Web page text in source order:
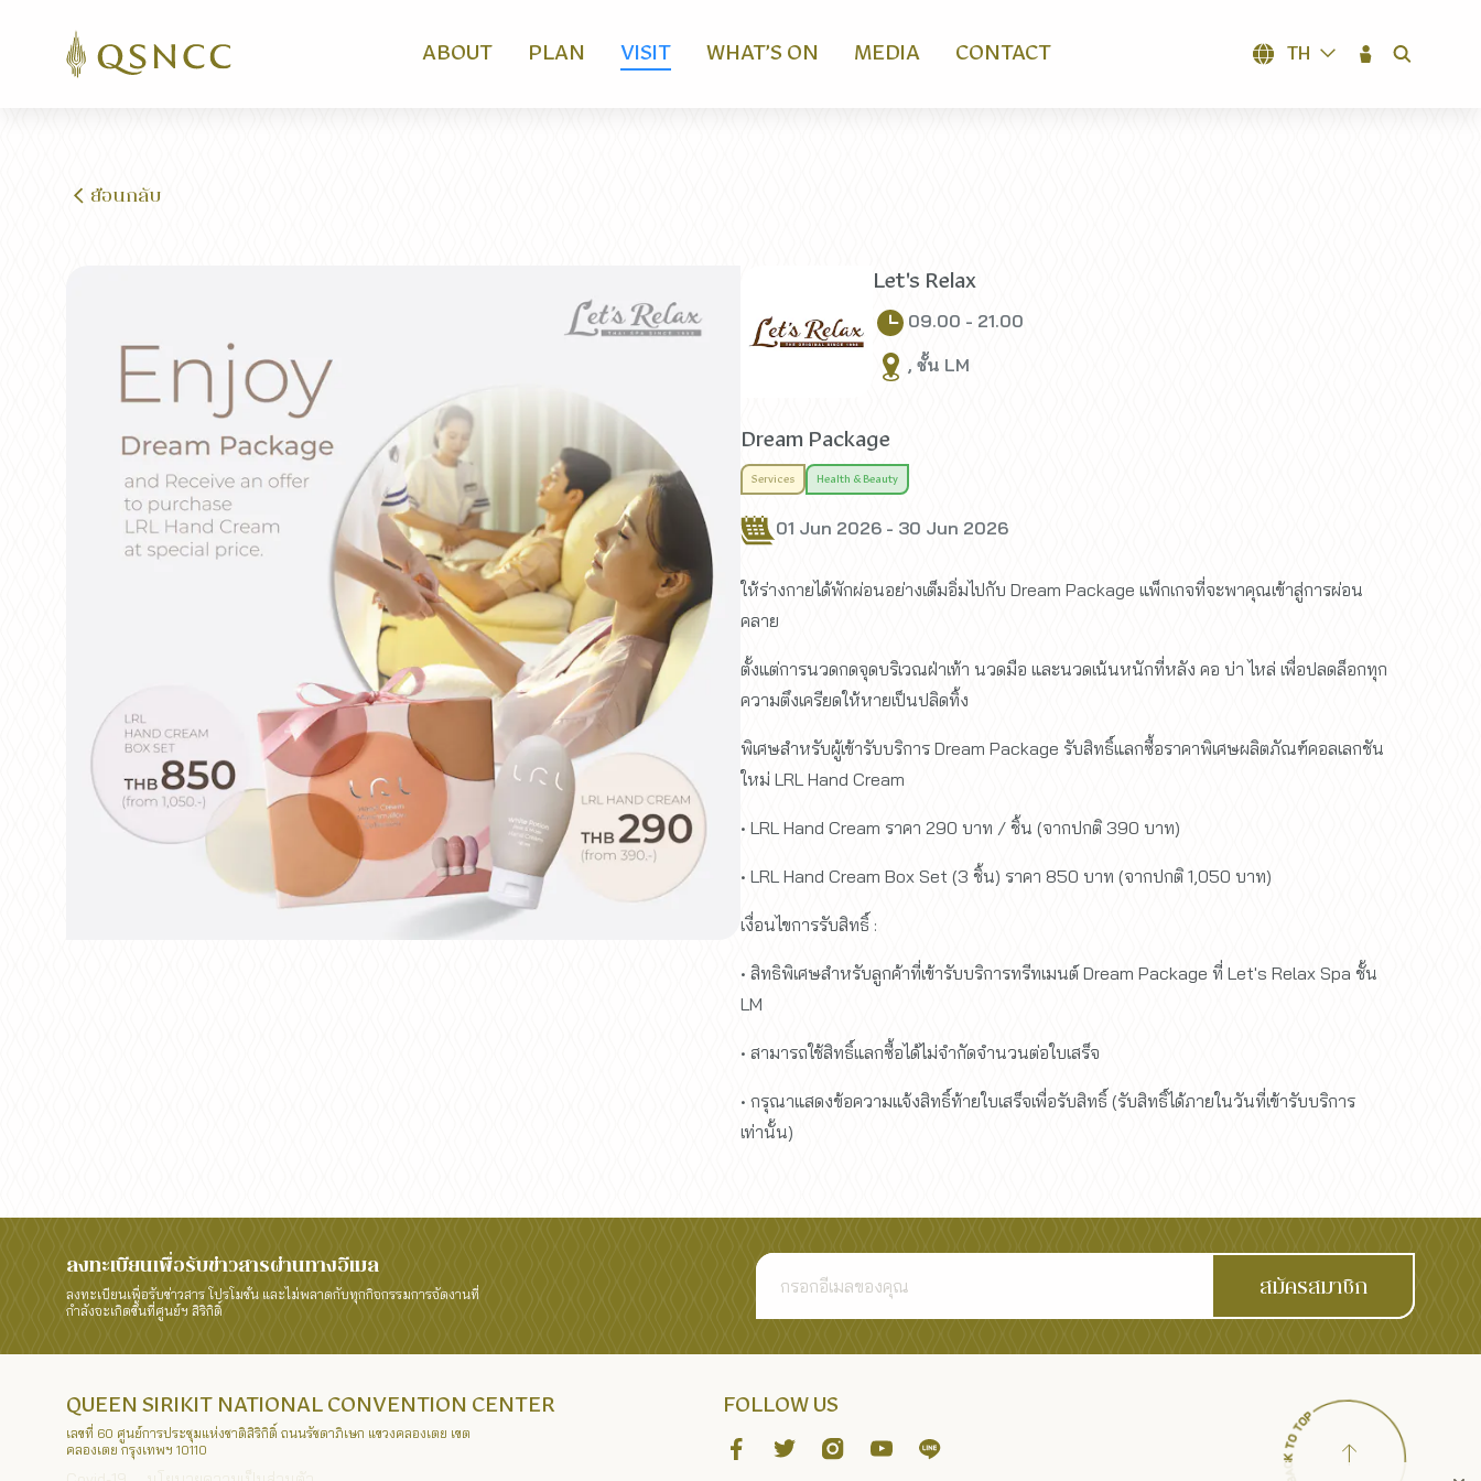
ABOUT PLAN VISIT WHAT’S ON MEDIA CONTACT TH
ย้อนกลับ
Let's Relax
09.00 - 21.00
, ชั้น LM
Dream Package
Services Health & Beauty
01 Jun 2026 - 30 Jun 2026
ให้ร่างกายได้พักผ่อนอย่างเต็มอิ่มไปกับ Dream Package แพ็กเกจที่จะพาคุณเข้าสู่การผ่อน
คลาย
ตั้งแต่การนวดกดจุดบริเวณฝ่าเท้า นวดมือ และนวดเน้นหนักที่หลัง คอ บ่า ไหล่ เพื่อปลดล็อกทุก
ความตึงเครียดให้หายเป็นปลิดทิ้ง
พิเศษสำหรับผู้เข้ารับบริการ Dream Package รับสิทธิ์แลกซื้อราคาพิเศษผลิตภัณฑ์คอลเลกชัน
ใหม่ LRL Hand Cream
• LRL Hand Cream ราคา 290 บาท / ชิ้น (จากปกติ 390 บาท)
• LRL Hand Cream Box Set (3 ชิ้น) ราคา 850 บาท (จากปกติ 1,050 บาท)
เงื่อนไขการรับสิทธิ์ :
• สิทธิพิเศษสำหรับลูกค้าที่เข้ารับบริการทรีทเมนต์ Dream Package ที่ Let's Relax Spa ชั้น
LM
• สามารถใช้สิทธิ์แลกซื้อได้ไม่จำกัดจำนวนต่อใบเสร็จ
• กรุณาแสดงข้อความแจ้งสิทธิ์ท้ายใบเสร็จเพื่อรับสิทธิ์ (รับสิทธิ์ได้ภายในวันที่เข้ารับบริการ
เท่านั้น)
ลงทะเบียนเพื่อรับข่าวสารผ่านทางอีเมล
ลงทะเบียนเพื่อรับข่าวสาร โปรโมชั่น และไม่พลาดกับทุกกิจกรรมการจัดงานที่
กำลังจะเกิดขึ้นที่ศูนย์ฯ สิริกิติ์
สมัครสมาชิก
QUEEN SIRIKIT NATIONAL CONVENTION CENTER
เลขที่ 60 ศูนย์การประชุมแห่งชาติสิริกิติ์ ถนนรัชดาภิเษก แขวงคลองเตย เขต
คลองเตย กรุงเทพฯ 10110
FOLLOW US